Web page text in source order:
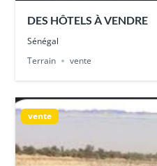
DES HÔTELS À VENDRE
Sénégal
Terrain
vente
vente